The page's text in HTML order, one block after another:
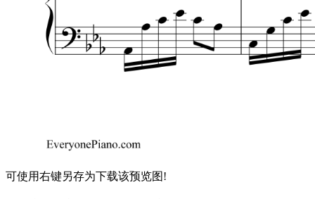
可使用右键另存为下载该预览图!